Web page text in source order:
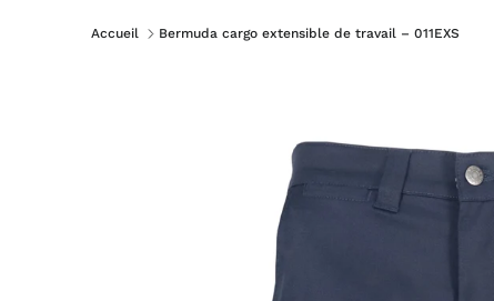
Accueil Bermuda cargo extensible de travail – 011EXS